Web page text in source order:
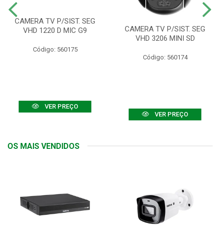
CAMERA TV P/SIST. SEG
VHD 1220 D MIC G9
Código: 560175
VER PREÇO
CAMERA TV P/SIST. SEG
VHD 3206 MINI SD
Código: 560174
VER PREÇO
OS MAIS VENDIDOS